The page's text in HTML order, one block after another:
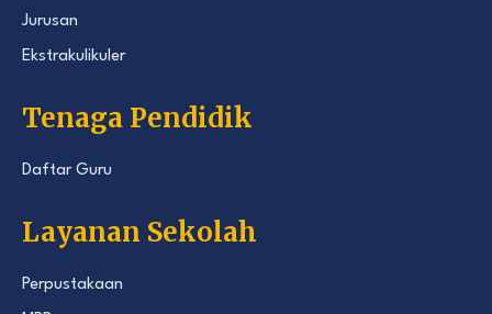
Jurusan
Ekstrakulikuler
Tenaga Pendidik
Daftar Guru
Layanan Sekolah
Perpustakaan